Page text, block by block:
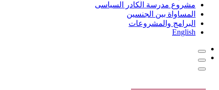
مشروع مدرسة الكادر السياسى
المساواة بين الجنسين
البرامج والمشروعات
English